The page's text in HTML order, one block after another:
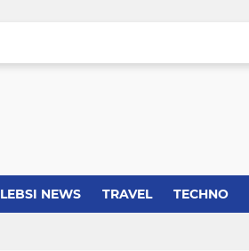
LEBSI NEWS TRAVEL TECHNO